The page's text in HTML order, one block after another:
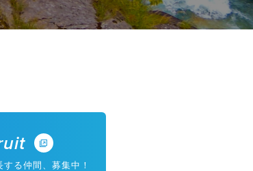
する仲間、募集中！